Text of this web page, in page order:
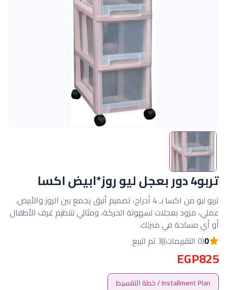
تربو4 دور بعجل ليو روز*ابيض اكسا
تربو ليو من اكسا بـ 4 أدراج، تصميم أنيق يجمع بين الروز والأبيض.
عملي، مزود بعجلات لسهولة الحركة، ومثالي لتنظيم غرف الأطفال
أو أي مساحة في منزلك.
0(0 التقييمات) |3 تم البيع
EGP825
Installment Plan / خطة التقسيط